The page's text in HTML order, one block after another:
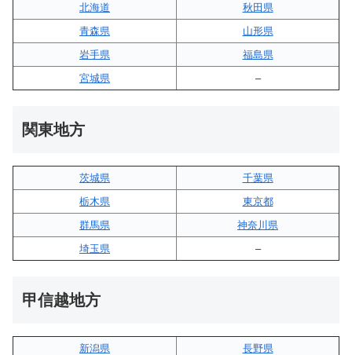
北海道
秋田県
青森県
山形県
岩手県
福島県
宮城県
–
関東地方
茨城県
千葉県
栃木県
東京都
群馬県
神奈川県
埼玉県
–
甲信越地方
新潟県
長野県